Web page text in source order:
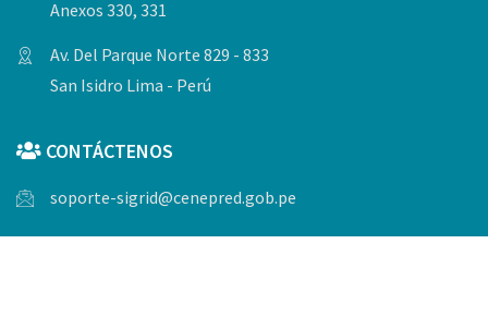
Anexos 330, 331
Av. Del Parque Norte 829 - 833
San Isidro Lima - Perú
CONTÁCTENOS
soporte-sigrid@cenepred.gob.pe